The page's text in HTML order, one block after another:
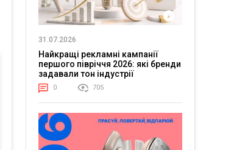
31.07.2026
Найкращі рекламні кампанії
першого півріччя 2026: які бренди
задавали тон індустрії
0 705